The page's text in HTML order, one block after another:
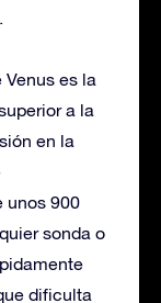
es la
a la
en la
unos 900
sonda o
dificulta